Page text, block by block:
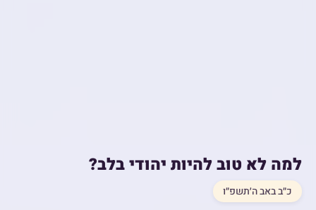
למה לא טוב להיות יהודי בלב?
כ״ב באב ה׳תשפ״ו